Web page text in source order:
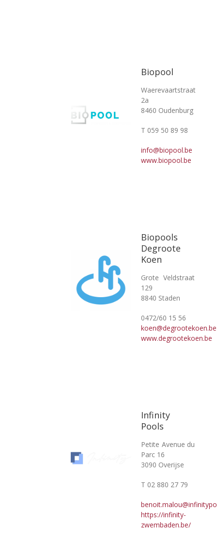
Biopool
Waerevaartstraat
2a
8460 Oudenburg
T 059 50 89 98
info@biopool.be
www.biopool.be
Biopools
Degroote
Koen
Grote Veldstraat
129
8840 Staden
0472/60 15 56
koen@degrootekoen.be
www.degrootekoen.be
Infinity
Pools
Petite Avenue du
Parc 16
3090 Overijse
T 02 880 27 79
https://infinity-
zwembaden.be/